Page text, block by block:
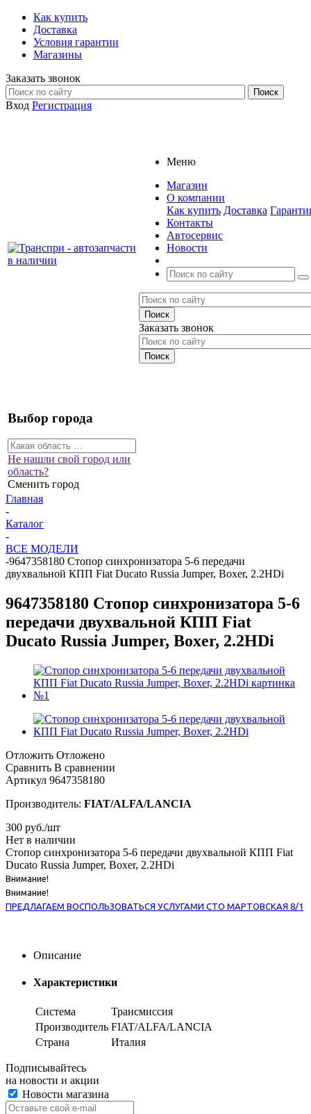
Как купить
Доставка
Условия гарантии
Магазины
Заказать звонок
Вход Регистрация
Меню
Магазин
О компании
Как купить Доставка
Контакты
Автосервис
Новости
Заказать звонок
Выбор города
Не нашли свой город или
область?
Сменить город
Главная
-
Каталог
-
ВСЕ МОДЕЛИ
-9647358180 Стопор синхронизатора 5-6 передачи
двухвальной КПП Fiat Ducato Russia Jumper, Boxer, 2.2HDi
9647358180 Стопор синхронизатора 5-6
передачи двухвальной КПП Fiat
Ducato Russia Jumper, Boxer, 2.2HDi
Отложить Отложено
Сравнить В сравнении
Артикул 9647358180
Производитель: FIAT/ALFA/LANCIA
300 руб./шт
Нет в наличии
Стопор синхронизатора 5-6 передачи двухвальной КПП Fiat
Ducato Russia Jumper, Boxer, 2.2HDi
Внимание!
Внимание!
ПРЕДЛАГАЕМ ВОСПОЛЬЗОВАТЬСЯ УСЛУГАМИ СТО МАРТОВСКАЯ 8/1
Описание
Характеристики
Система
Трансмиссия
Производитель FIAT/ALFA/LANCIA
Страна
Италия
Подписывайтесь
на новости и акции
Новости магазина